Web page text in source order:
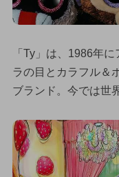
「Ty」は、1986年
ラの目とカラフル＆
ブランド。今では世